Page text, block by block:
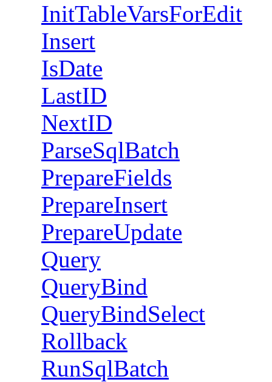
InitTableVarsForEdit
Insert
IsDate
LastID
NextID
ParseSqlBatch
PrepareFields
PrepareInsert
PrepareUpdate
Query
QueryBind
QueryBindSelect
Rollback
RunSqlBatch